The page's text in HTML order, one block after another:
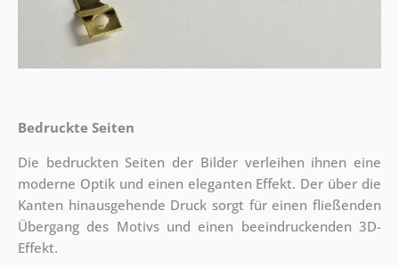
Bedruckte Seiten
Die bedruckten Seiten der Bilder verleihen ihnen eine
moderne Optik und einen eleganten Effekt. Der über die
Kanten hinausgehende Druck sorgt für einen fließenden
Übergang des Motivs und einen beeindruckenden 3D-
Effekt.